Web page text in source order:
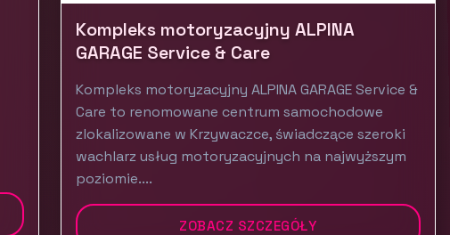
Kompleks motoryzacyjny ALPINA
GARAGE Service & Care
Kompleks motoryzacyjny ALPINA GARAGE Service &
Care to renomowane centrum samochodowe
zlokalizowane w Krzywaczce, świadczące szeroki
wachlarz usług motoryzacyjnych na najwyższym
poziomie....
ZOBACZ SZCZEGÓŁY